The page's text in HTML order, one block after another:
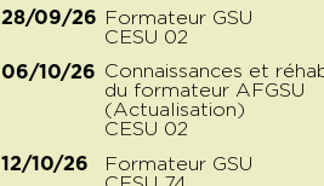
28/09/26
Formateur GSU
CESU 02
06/10/26 Connaissances et
du formateur AFGSU
(Actualisation)
CESU 02
12/10/26
Formateur GSU